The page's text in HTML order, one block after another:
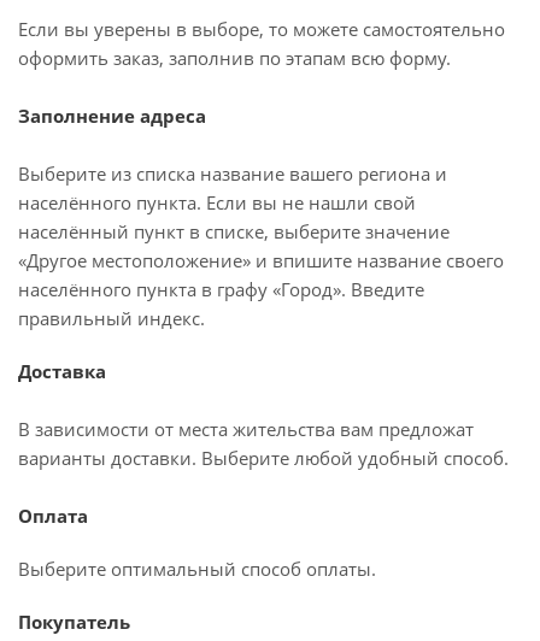
Если вы уверены в выборе, то можете самостоятельно
оформить заказ, заполнив по этапам всю форму.
Заполнение адреса
Выберите из списка название вашего региона и
населённого пункта. Если вы не нашли свой
населённый пункт в списке, выберите значение
«Другое местоположение» и впишите название своего
населённого пункта в графу «Город». Введите
правильный индекс.
Доставка
В зависимости от места жительства вам предложат
варианты доставки. Выберите любой удобный способ.
Оплата
Выберите оптимальный способ оплаты.
Покупатель